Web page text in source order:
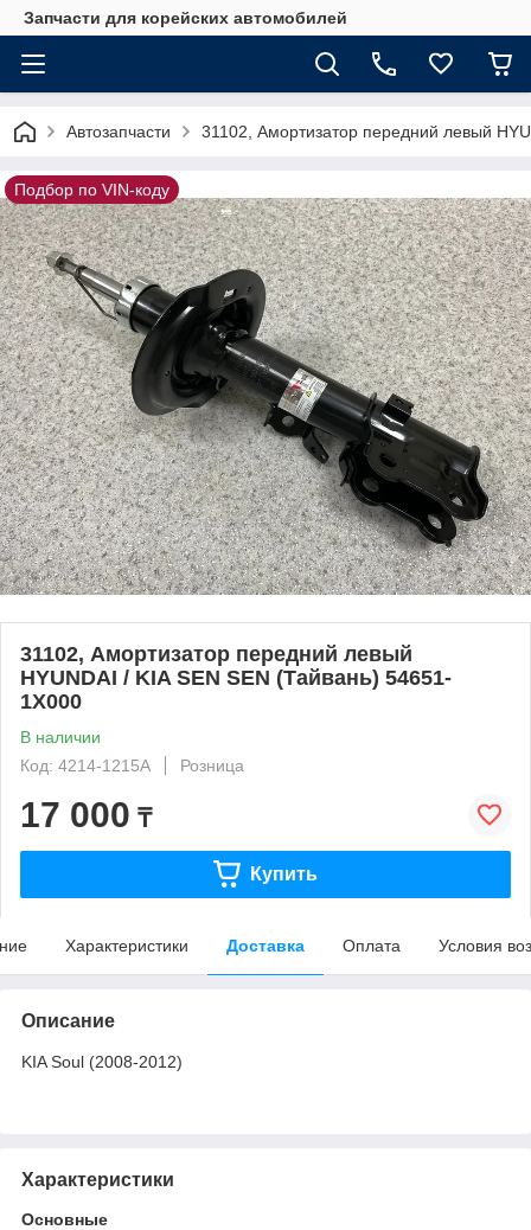
Запчасти для корейских автомобилей
Автозапчасти 31102, Амортизатор передний левый
Подбор по VIN-коду
31102, Амортизатор передний левый
HYUNDAI / KIA SEN SEN (Тайвань) 54651-
1X000
В наличии
Код: 4214-1215A
Розница
17 000 ₸
Купить
Характеристики Доставка Оплата Условия
Описание
KIA Soul (2008-2012)
Характеристики
Основные